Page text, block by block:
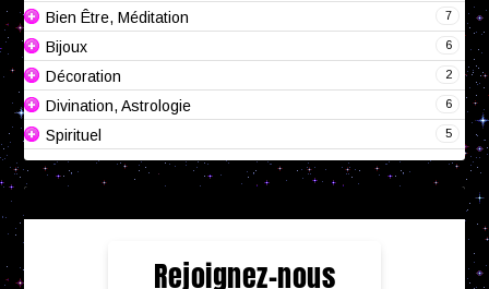
7
Bien Être, Méditation
6
Bijoux
2
Décoration
6
Divination, Astrologie
5
Spirituel
Rejoignez-nous